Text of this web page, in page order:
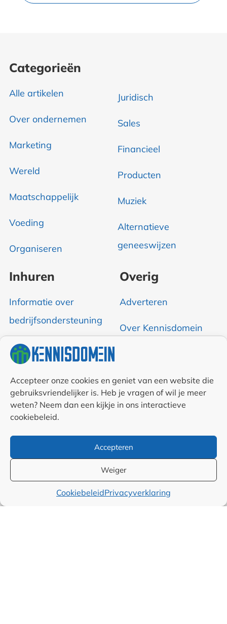
Accepteer onze cookies en geniet van een website die
gebruiksvriendelijker is. Heb je vragen of wil je meer
weten? Neem dan een kijkje in ons interactieve
cookiebeleid.
Accepteren
Weiger
CookiebeleidPrivacyverklaring
Categorieën
Alle artikelen
Over ondernemen
Marketing
Wereld
Maatschappelijk
Voeding
Organiseren
Juridisch
Sales
Financieel
Producten
Muziek
Alternatieve
geneeswijzen
Inhuren
Informatie over
bedrijfsondersteuning
Overig
Adverteren
Over Kennisdomein
RSS & Nieuwsfeed
Auteurs
linkpartners
Algemene
voorwaarden